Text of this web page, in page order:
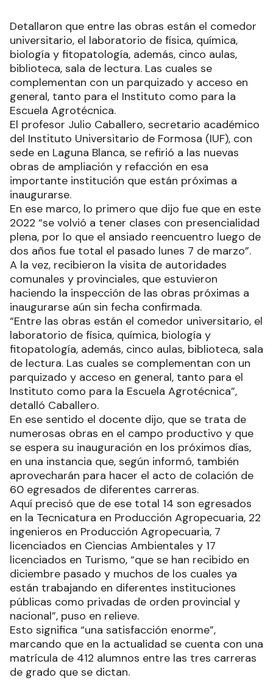
Detallaron que entre las obras están el comedor
universitario, el laboratorio de física, química,
biología y fitopatología, además, cinco aulas,
biblioteca, sala de lectura. Las cuales se
complementan con un parquizado y acceso en
general, tanto para el Instituto como para la
Escuela Agrotécnica.
El profesor Julio Caballero, secretario académico
del Instituto Universitario de Formosa (IUF), con
sede en Laguna Blanca, se refirió a las nuevas
obras de ampliación y refacción en esa
importante institución que están próximas a
inaugurarse.
En ese marco, lo primero que dijo fue que en este
2022 “se volvió a tener clases con presencialidad
plena, por lo que el ansiado reencuentro luego de
dos años fue total el pasado lunes 7 de marzo”.
A la vez, recibieron la visita de autoridades
comunales y provinciales, que estuvieron
haciendo la inspección de las obras próximas a
inaugurarse aún sin fecha confirmada.
“Entre las obras están el comedor universitario, el
laboratorio de física, química, biología y
fitopatología, además, cinco aulas, biblioteca, sala
de lectura. Las cuales se complementan con un
parquizado y acceso en general, tanto para el
Instituto como para la Escuela Agrotécnica”,
detalló Caballero.
En ese sentido el docente dijo, que se trata de
numerosas obras en el campo productivo y que
se espera su inauguración en los próximos días,
en una instancia que, según informó, también
aprovecharán para hacer el acto de colación de
60 egresados de diferentes carreras.
Aquí precisó que de ese total 14 son egresados
en la Tecnicatura en Producción Agropecuaria, 22
ingenieros en Producción Agropecuaria, 7
licenciados en Ciencias Ambientales y 17
licenciados en Turismo, “que se han recibido en
diciembre pasado y muchos de los cuales ya
están trabajando en diferentes instituciones
públicas como privadas de orden provincial y
nacional”, puso en relieve.
Esto significa “una satisfacción enorme”,
marcando que en la actualidad se cuenta con una
matrícula de 412 alumnos entre las tres carreras
de grado que se dictan.